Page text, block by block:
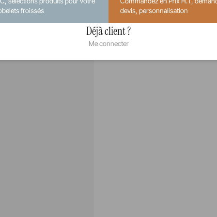
froissés
devis, personnalisation
Déjà client ?
Me connecter